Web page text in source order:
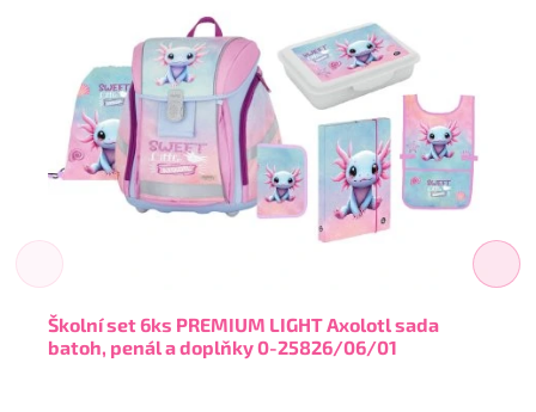
Školní set 6ks PREMIUM LIGHT Axolotl sada
batoh, penál a doplňky 0-25826/06/01